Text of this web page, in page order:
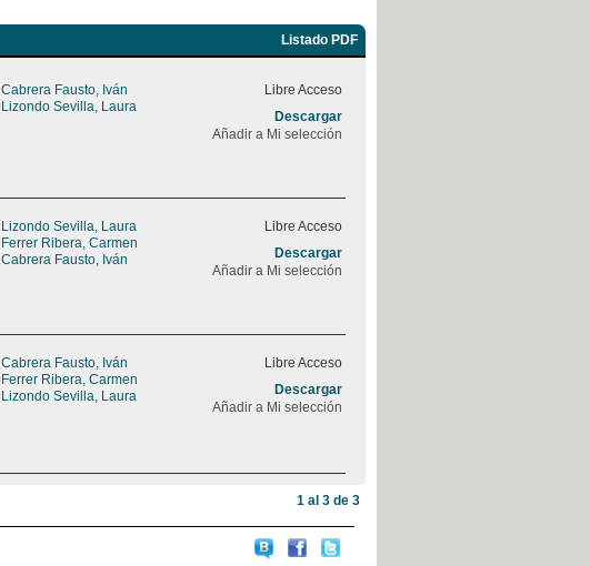
Listado PDF
Cabrera Fausto, Iván
Lizondo Sevilla, Laura
Libre Acceso
Descargar
Añadir a Mi selección
Lizondo Sevilla, Laura
Ferrer Ribera, Carmen
Cabrera Fausto, Iván
Libre Acceso
Descargar
Añadir a Mi selección
Cabrera Fausto, Iván
Ferrer Ribera, Carmen
Lizondo Sevilla, Laura
Libre Acceso
Descargar
Añadir a Mi selección
1 al 3 de 3